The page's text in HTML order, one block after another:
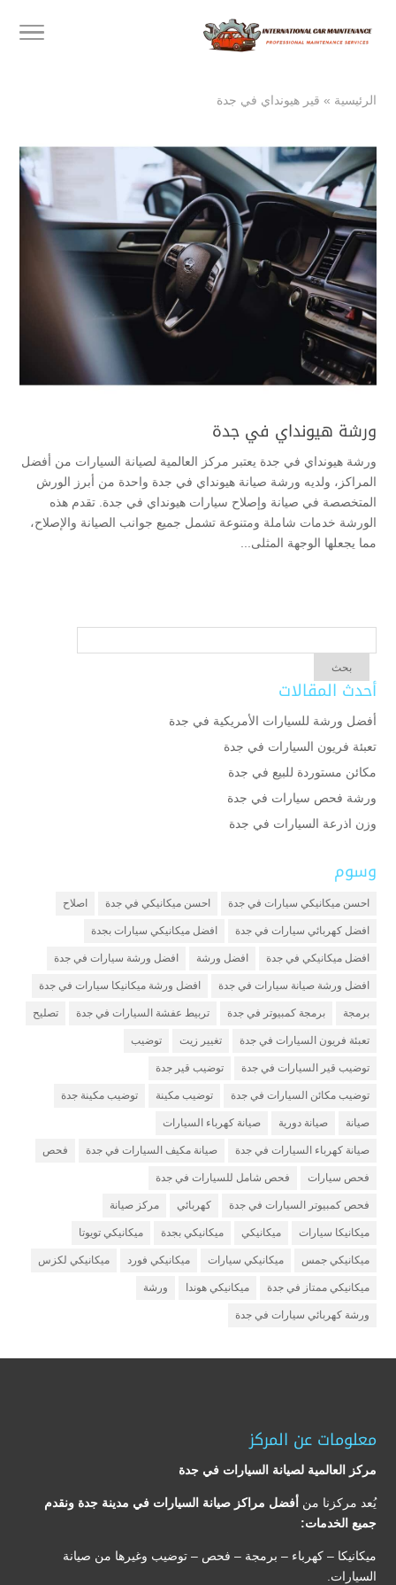
الرئيسية » قير هيونداي في جدة
ورشة هيونداي في جدة
ورشة هيونداي في جدة يعتبر مركز العالمية لصيانة السيارات من أفضل
المراكز، ولديه ورشة صيانة هيونداي في جدة واحدة من أبرز الورش
المتخصصة في صيانة وإصلاح سيارات هيونداي في جدة. تقدم هذه
الورشة خدمات شاملة ومتنوعة تشمل جميع جوانب الصيانة والإصلاح،
مما يجعلها الوجهة المثلى...
أحدث المقالات
أفضل ورشة للسيارات الأمريكية في جدة
تعبئة فريون السيارات في جدة
مكائن مستوردة للبيع في جدة
ورشة فحص سيارات في جدة
وزن اذرعة السيارات في جدة
وسوم
احسن ميكانيكي سيارات في جدة احسن ميكانيكي في جدة اصلاح
افضل كهربائي سيارات في جدة افضل ميكانيكي سيارات بجدة
افضل ميكانيكي في جدة افضل ورشة افضل ورشة سيارات في جدة
افضل ورشة صيانة سيارات في جدة افضل ورشة ميكانيكا سيارات في جدة
برمجة برمجة كمبيوتر في جدة تربيط عفشة السيارات في جدة تصليح
تعبئة فريون السيارات في جدة تغيير زيت توضيب
توضيب قير السيارات في جدة توضيب قير جدة
توضيب مكائن السيارات في جدة توضيب مكينة توضيب مكينة جدة
صيانة صيانة دورية صيانة كهرباء السيارات
صيانة كهرباء السيارات في جدة صيانة مكيف السيارات في جدة فحص
فحص سيارات فحص شامل للسيارات في جدة
فحص كمبيوتر السيارات في جدة كهربائي مركز صيانة
ميكانيكا سيارات ميكانيكي ميكانيكي بجدة ميكانيكي تويوتا
ميكانيكي جمس ميكانيكي سيارات ميكانيكي فورد ميكانيكي لكزس
ميكانيكي ممتاز في جدة ميكانيكي هوندا ورشة
ورشة كهربائي سيارات في جدة
معلومات عن المركز
مركز العالمية لصيانة السيارات في جدة
يُعد مركزنا من أفضل مراكز صيانة السيارات في مدينة جدة ونقدم
جميع الخدمات:
ميكانيكا – كهرباء – برمجة – فحص – توضيب وغيرها من صيانة
السيارات.